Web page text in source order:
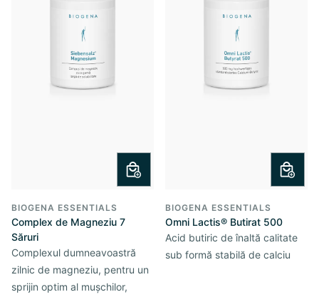
BIOGENA ESSENTIALS
Complex de Magneziu 7
Săruri
Complexul dumneavoastră
zilnic de magneziu, pentru un
sprijin optim al mușchilor,
BIOGENA ESSENTIALS
Omni Lactis® Butirat 500
Acid butiric de înaltă calitate
sub formă stabilă de calciu